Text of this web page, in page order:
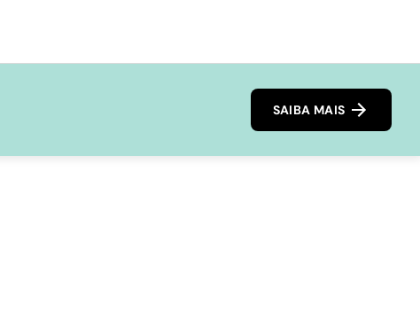
SAIBA MAIS